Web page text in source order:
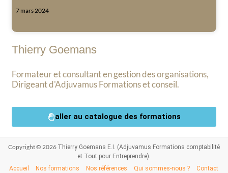
7 mars 2024
Thierry Goemans
Formateur et consultant en gestion des organisations,
Dirigeant d'Adjuvamus Formations et conseil.
aller au catalogue des formations
Copyright © 2026 Thierry Goemans E.I. (Adjuvamus Formations comptabilité
et Tout pour Entreprendre)
Accueil Nos formations Nos références Qui sommes-nous ? Contact